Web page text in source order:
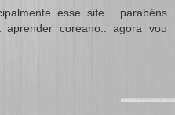
esse site... parabéns
aprender coreano.. agora vou